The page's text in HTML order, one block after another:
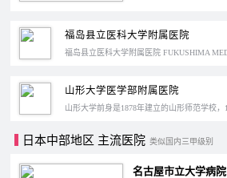
福岛县立医科大学附属医院
山形大学医学部附属医院
日本中部地区 主流医院 类似国内三甲级别
名古屋市立大学病院